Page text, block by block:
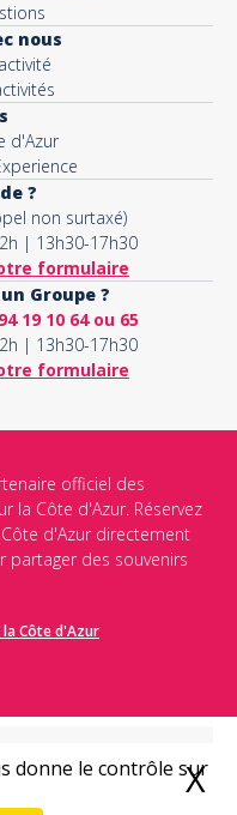
donne le contrôle sur
X
nous
d'Azur
?
non surtaxé)
| 13h30-17h30
formulaire
Groupe ?
19 10 64 ou 65
| 13h30-17h30
formulaire
officiel des
la Côte d'Azur. Réservez
d'Azur directement
partager des souvenirs
Côte d'Azur
de confidentialité-